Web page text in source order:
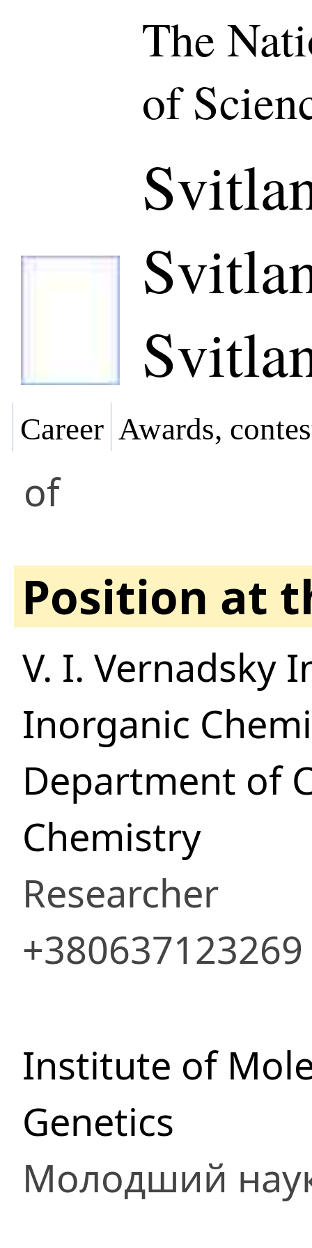
The
of
Career Awards,
of
Position at
V. I. Vernadsky
Inorganic
Department of
Chemistry
Researcher
+380637123269
Institute of
Genetics
Молодший